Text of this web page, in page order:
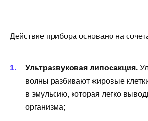
Действие прибора основано на
Ультразвуковая липосакция.
волны разбивают жировые
в эмульсию, которая легко
организма;